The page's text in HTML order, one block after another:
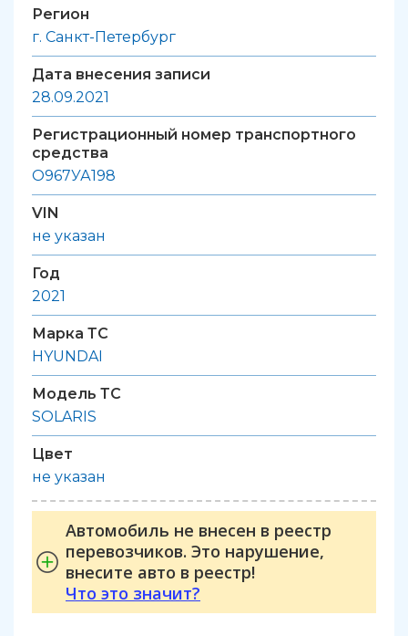
Регион
г. Санкт-Петербург
Дата внесения записи
28.09.2021
Регистрационный номер транспортного
средства
О967УА198
VIN
не указан
Год
2021
Марка ТС
HYUNDAI
Модель ТС
SOLARIS
Цвет
не указан
Автомобиль не внесен в реестр
перевозчиков. Это нарушение,
внесите авто в реестр!
Что это значит?